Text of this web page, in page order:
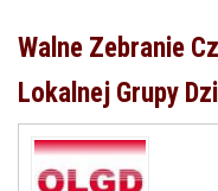
w
-
dziś
i
Walne Zebranie
Lokalnej Grupy